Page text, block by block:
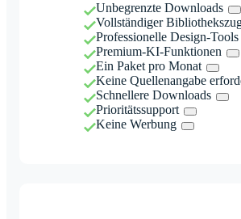
Unbegrenzte Downloads
Vollständiger
Professionelle Design-Tools
Premium-KI-Funktionen
Ein Paket pro Monat
Keine Quellenangabe
Schnellere Downloads
Prioritätssupport
Keine Werbung